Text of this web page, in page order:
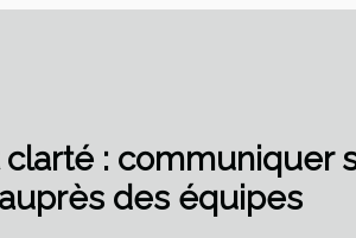
: communiquer
des équipes